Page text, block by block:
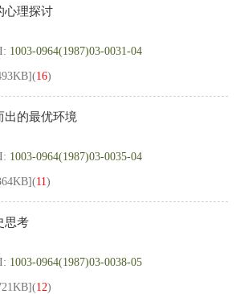
心理探讨
1003-0964(1987)03-0031-04
](16)
出的最优环境
1003-0964(1987)03-0035-04
](11)
思考
1003-0964(1987)03-0038-05
](12)